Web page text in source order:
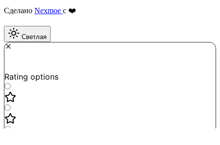
Сделано Nexmoe с ❤️
Светлая
Rating options